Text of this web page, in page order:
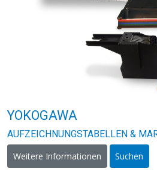
YOKOGAWA
AUFZEICHNUNGSTABELLEN &
Weitere Informationen
Suchen